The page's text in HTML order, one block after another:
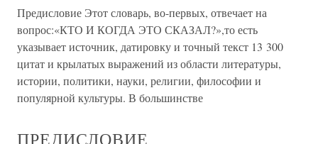
Предисловие Этот словарь, во-первых, отвечает на
вопрос:«КТО И КОГДА ЭТО СКАЗАЛ?»,то есть
указывает источник, датировку и точный текст 13 300
цитат и крылатых выражений из области литературы,
истории, политики, науки, религии, философии и
популярной культуры. В большинстве
ПРЕДИСЛОВИЕ